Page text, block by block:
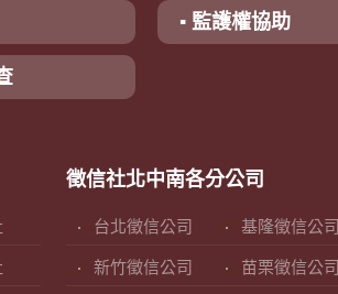
▪ 監護權協助
徵信社北中南各分公司
台北徵信公司 基隆徵信公司
新竹徵信公司 苗栗徵信公司